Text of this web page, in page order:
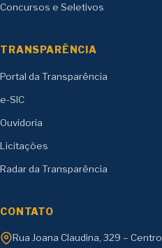
Concursos e Seletivos
TRANSPARÊNCIA
Portal da Transparência
e-SIC
Ouvidoria
Licitações
Radar da Transparência
CONTATO
Rua Joana Claudina, 329 – Centro